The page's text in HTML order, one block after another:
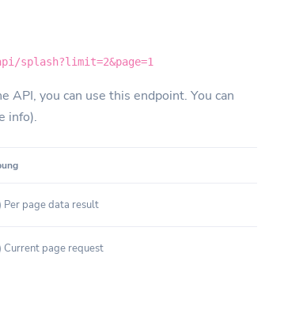
API, you can use this endpoint. You can
info).
Per page data result
Current page request